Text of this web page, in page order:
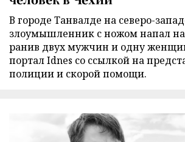
В городе Танвалде на северо-
злоумышленник с ножом напал
ранив двух мужчин и одну
портал Idnes со ссылкой на
полиции и скорой помощи.